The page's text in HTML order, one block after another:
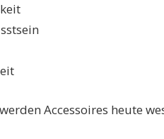
Accessoires heute